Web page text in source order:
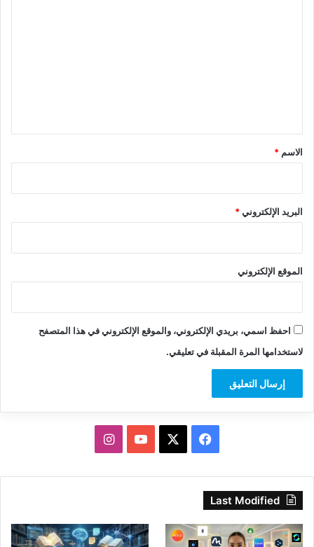
*
الاسم *
البريد الإلكتروني*
الموقع الإلكتروني
احفظ اسمي، بريدي الإلكتروني، والموقع الإلكتروني في هذا المتصفح
لاستخدامها المرة المقبلة في تعليقي.
فيسبوك ‫YouTubeانستقرام
Last Modified